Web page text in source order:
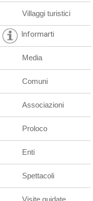
Villaggi turistici
Informarti
Media
Comuni
Associazioni
Proloco
Enti
Spettacoli
Visite guidate